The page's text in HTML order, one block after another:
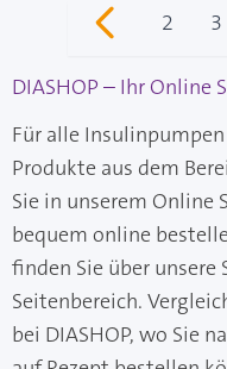
Seite
2 3
DIASHOP – Ihr Online
Für alle
Produkte aus dem
Sie in unserem Online
bequem online
finden Sie über unsere
Seitenbereich.
bei DIASHOP, wo Sie